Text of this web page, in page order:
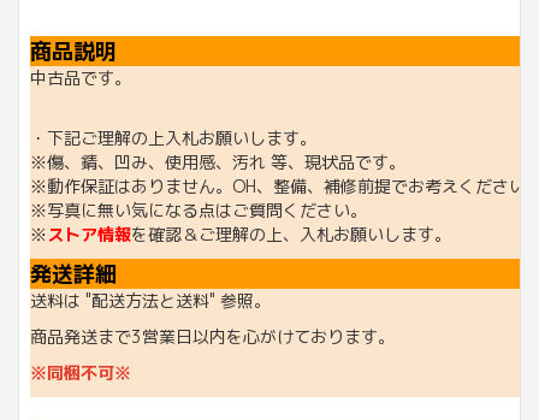
商品説明
中古品です。
・下記ご理解の上入札お願いします。
※傷、錆、凹み、使用感、汚れ 等、現状品です。
※動作保証はありません。OH、整備、補修前提でお考えください
※写真に無い気になる点はご質問ください。
※ストア情報を確認＆ご理解の上、入札お願いします。
発送詳細
送料は "配送方法と送料" 参照。
商品発送まで3営業日以内を心がけております。
※同梱不可※